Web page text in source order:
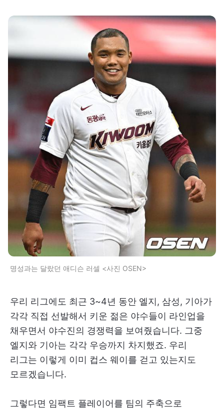
명성과는 달랐던 애디슨 러셀 <사진 OSEN>
우리 리그에도 최근 3~4년 동안 엘지, 삼성, 기아가
각각 직접 선발해서 키운 젊은 야수들이 라인업을
채우면서 야수진의 경쟁력을 보여줬습니다. 그중
엘지와 기아는 각각 우승까지 차지했죠. 우리
리그는 이렇게 이미 컵스 웨이를 걷고 있는지도
모르겠습니다.
그렇다면 임팩트 플레이어를 팀의 주축으로